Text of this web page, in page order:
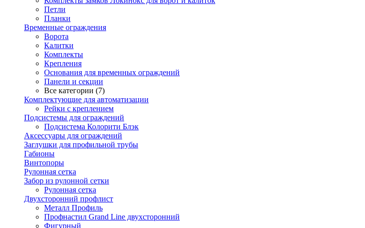
Петли
Планки
Временные ограждения
Ворота
Калитки
Комплекты
Крепления
Основания для временных ограждений
Панели и секции
Все категории (7)
Комплектующие для автоматизации
Рейки с креплением
Подсистемы для ограждений
Подсистема Колорити Блэк
Аксессуары для ограждений
Заглушки для профильной трубы
Габионы
Винтопоры
Рулонная сетка
Забор из рулонной сетки
Рулонная сетка
Двухсторонний профлист
Металл Профиль
Профнастил Grand Line двухсторонний
Фигурный